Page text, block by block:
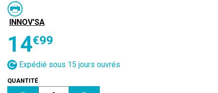
INNOV'SA
14€99
Expédié sous 15 jours ouvrés
QUANTITÉ